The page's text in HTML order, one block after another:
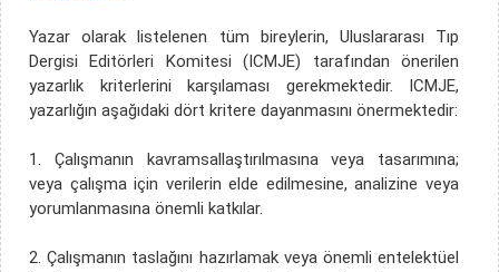
Yazar olarak listelenen tüm bireylerin, Uluslararası Tıp
Dergisi Editörleri Komitesi (ICMJE) tarafından önerilen
yazarlık kriterlerini karşılaması gerekmektedir. ICMJE,
yazarlığın aşağıdaki dört kritere dayanmasını önermektedir:
1. Çalışmanın kavramsallaştırılmasına veya tasarımına;
veya çalışma için verilerin elde edilmesine, analizine veya
yorumlanmasına önemli katkılar.
2. Çalışmanın taslağını hazırlamak veya önemli entelektüel